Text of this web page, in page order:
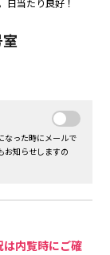
日当たり良好！
なった時にメールで
お知らせしますの
は内覧時にご確